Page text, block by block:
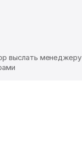
выслать менеджеру